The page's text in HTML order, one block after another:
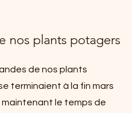
nos plants potagers
de nos plants
terminaient à la fin mars
maintenant le temps de